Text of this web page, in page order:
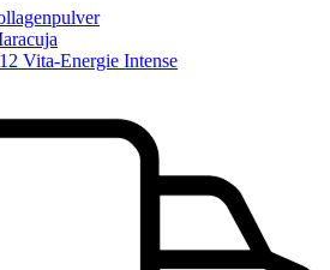
Vita-Energie Intense